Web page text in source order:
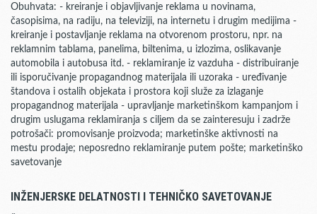
Obuhvata: - kreiranje i objavljivanje reklama u novinama,
časopisima, na radiju, na televiziji, na internetu i drugim medijima -
kreiranje i postavljanje reklama na otvorenom prostoru, npr. na
reklamnim tablama, panelima, biltenima, u izlozima, oslikavanje
automobila i autobusa itd. - reklamiranje iz vazduha - distribuiranje
ili isporučivanje propagandnog materijala ili uzoraka - uređivanje
štandova i ostalih objekata i prostora koji služe za izlaganje
propagandnog materijala - upravljanje marketinškom kampanjom i
drugim uslugama reklamiranja s ciljem da se zainteresuju i zadrže
potrošači: promovisanje proizvoda; marketinške aktivnosti na
mestu prodaje; neposredno reklamiranje putem pošte; marketinško
savetovanje
INŽENJERSKE DELATNOSTI I TEHNIČKO SAVETOVANJE